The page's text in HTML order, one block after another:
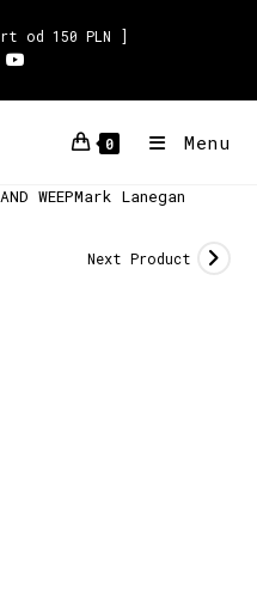
od 150 PLN ]
0 Menu
WEEPMark Lanegan
Next Product